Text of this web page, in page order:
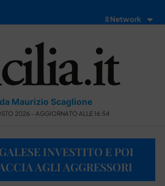
Il Network
Maurizio Scaglione
2026 - AGGIORNATO ALLE 16:54
INVESTITO E POI
AGLI AGGRESSORI